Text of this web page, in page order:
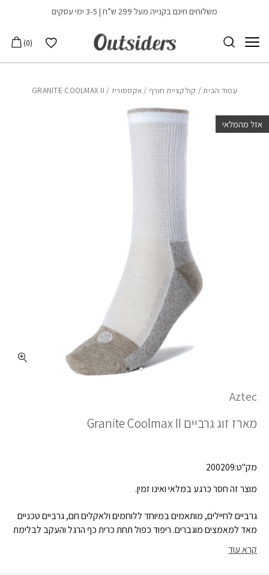
Skip to Contentמשלוחים חינם בקנייה מעל 299 ש”ח | 3-5 ימי עסקים
הרשימה שלי
0
עמוד הבית/ קולקציית חורף / אקססוריז / GRANITE COOLMAX II
Aztec
מארז זוג גרביים Granite Coolmax II
מק"ט:200209
מוצר זה חסר כרגע במלאי ואינו זמין.
גרביים לחיילים, מותאמים במיוחד ללוחמים ולאקלים חם, גרביים טכניים
מאד למאמצים מוגברים. ריפוד כפול תחת כרית כף הרגל והעקב לבלימת
קרא עוד
אזל מהמלאי